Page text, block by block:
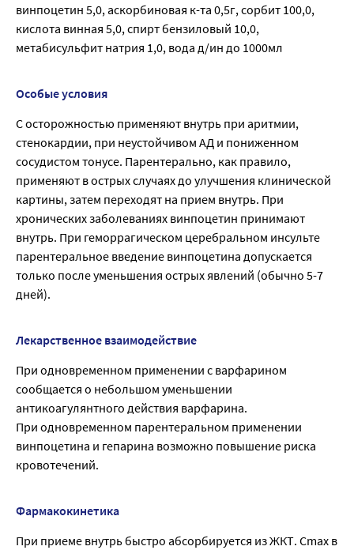
винпоцетин 5,0, аскорбиновая к-та 0,5г, сорбит 100,0,
кислота винная 5,0, спирт бензиловый 10,0,
метабисульфит натрия 1,0, вода д/ин до 1000мл
Особые условия
С осторожностью применяют внутрь при аритмии,
стенокардии, при неустойчивом АД и пониженном
сосудистом тонусе. Парентерально, как правило,
применяют в острых случаях до улучшения клинической
картины, затем переходят на прием внутрь. При
хронических заболеваниях винпоцетин принимают
внутрь. При геморрагическом церебральном инсульте
парентеральное введение винпоцетина допускается
только после уменьшения острых явлений (обычно 5-7
дней).
Лекарственное взаимодействие
При одновременном применении с варфарином
сообщается о небольшом уменьшении
антикоагулянтного действия варфарина.
При одновременном парентеральном применении
винпоцетина и гепарина возможно повышение риска
кровотечений.
Фармакокинетика
При приеме внутрь быстро абсорбируется из ЖКТ. Cmax в